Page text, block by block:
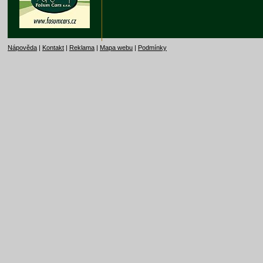
Nápověda | Kontakt | Reklama | Mapa webu | Podmínky